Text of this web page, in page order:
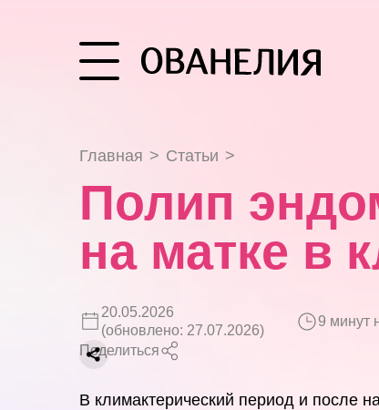
Главная > Статьи >
Полип
на матке в
20.05.2026
(обновлено: 27.07.2026)
9 минут
Поделиться
В климактерический период и после